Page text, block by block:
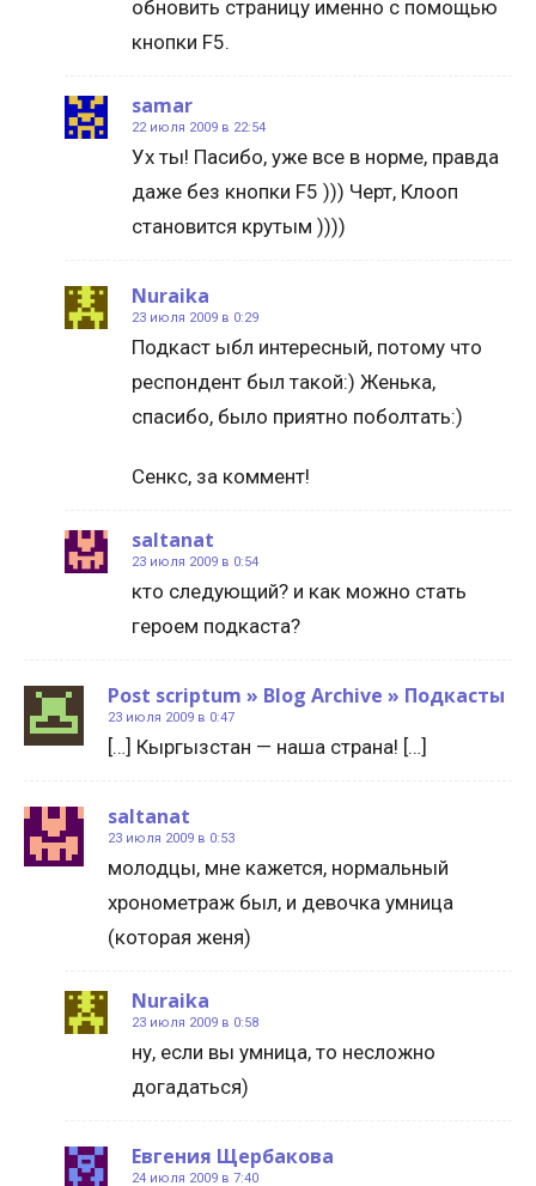
обновить страницу именно с помощью
кнопки F5.
samar
22 июля 2009 в 22:54
Ух ты! Пасибо, уже все в норме, правда
даже без кнопки F5 ))) Черт, Клооп
становится крутым ))))
Nuraika
23 июля 2009 в 0:29
Подкаст ыбл интересный, потому что
респондент был такой:) Женька,
спасибо, было приятно поболтать:)
Сенкс, за коммент!
saltanat
23 июля 2009 в 0:54
кто следующий? и как можно стать
героем подкаста?
Post scriptum » Blog Archive » Подкасты
23 июля 2009 в 0:47
[…] Кыргызстан — наша страна! […]
saltanat
23 июля 2009 в 0:53
молодцы, мне кажется, нормальный
хронометраж был, и девочка умница
(которая женя)
Nuraika
23 июля 2009 в 0:58
ну, если вы умница, то несложно
догадаться)
Евгения Щербакова
24 июля 2009 в 7:40